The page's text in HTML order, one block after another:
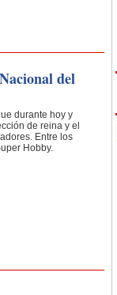
del
durante hoy y
de reina y el
Entre los
Hobby.